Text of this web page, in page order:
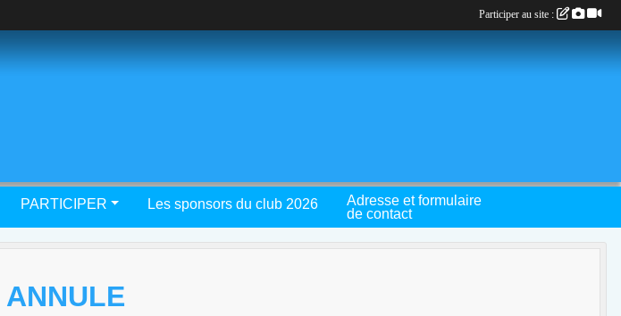
PARTICIPER Les sponsors du club 2026
Adresse et formulaire
de contact
Participer au site :